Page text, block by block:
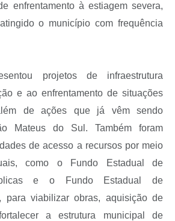
enfrentamento à estiagem severa,
o município com frequência
projetos de infraestrutura
e ao enfrentamento de situações
de ações que já vêm sendo
Mateus do Sul. Também foram
de acesso a recursos por meio
como o Fundo Estadual de
e o Fundo Estadual de
para viabilizar obras, aquisição de
a estrutura municipal de